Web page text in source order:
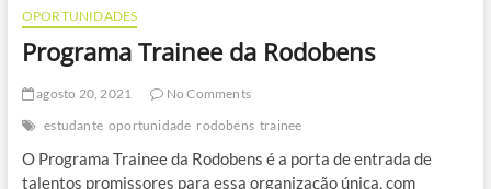
OPORTUNIDADES
Programa Trainee da Rodobens
agosto 20, 2021
No Comments
estudante oportunidade rodobens trainee
O Programa Trainee da Rodobens é a porta de entrada de
talentos promissores para essa organização única, com